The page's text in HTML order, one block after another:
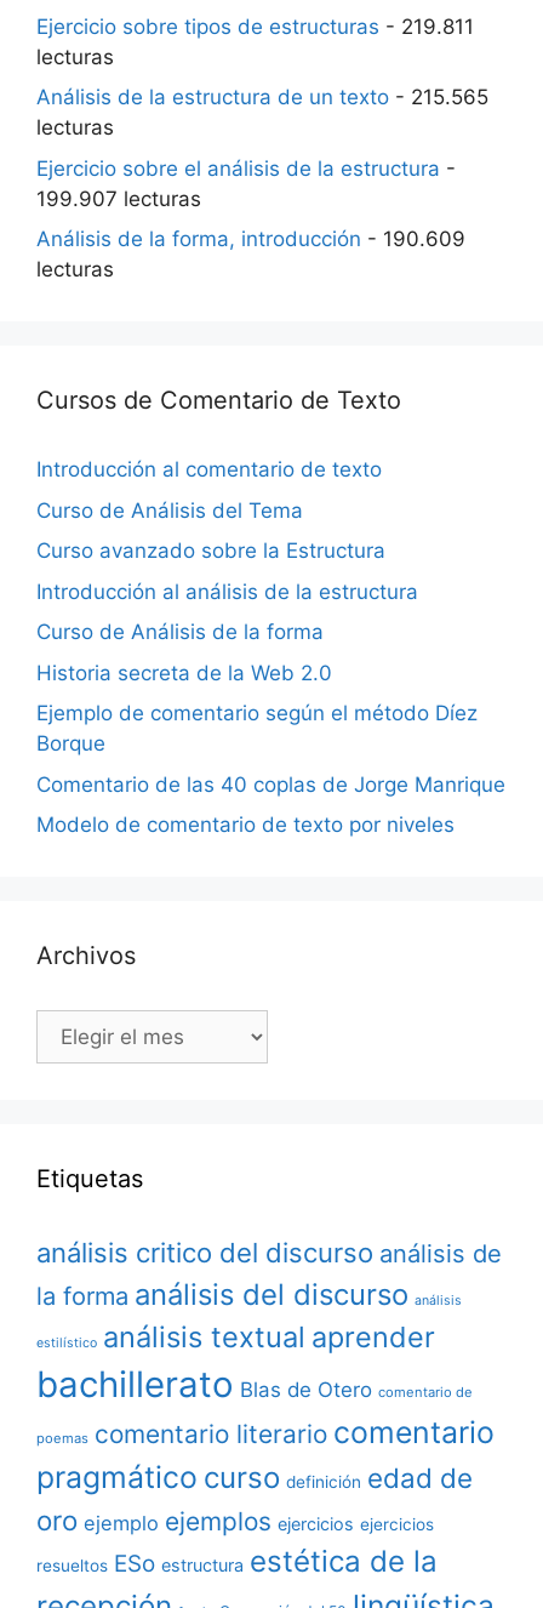
Ejercicio sobre tipos de estructuras - 219.811
lecturas
Análisis de la estructura de un texto - 215.565
lecturas
Ejercicio sobre el análisis de la estructura -
199.907 lecturas
Análisis de la forma, introducción - 190.609
lecturas
Cursos de Comentario de Texto
Introducción al comentario de texto
Curso de Análisis del Tema
Curso avanzado sobre la Estructura
Introducción al análisis de la estructura
Curso de Análisis de la forma
Historia secreta de la Web 2.0
Ejemplo de comentario según el método Díez
Borque
Comentario de las 40 coplas de Jorge Manrique
Modelo de comentario de texto por niveles
Archivos
Archivos
Etiquetas
análisis critico del discurso análisis de
la forma análisis del discurso análisis
estilístico análisis textual aprender
bachillerato Blas de Otero comentario de
poemas comentario literario comentario
pragmático curso definición edad de
oro ejemplo ejemplos ejercicios ejercicios
resueltos ESo estructura estética de la